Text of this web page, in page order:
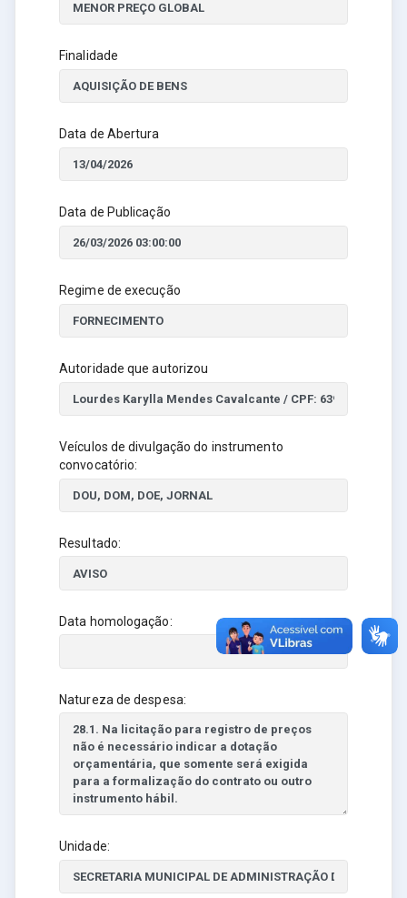
Finalidade
Data de Abertura
Data de Publicação
Regime de execução
Autoridade que autorizou
Veículos de divulgação do instrumento
convocatório:
Resultado:
Data homologação:
Natureza de despesa:
Unidade: